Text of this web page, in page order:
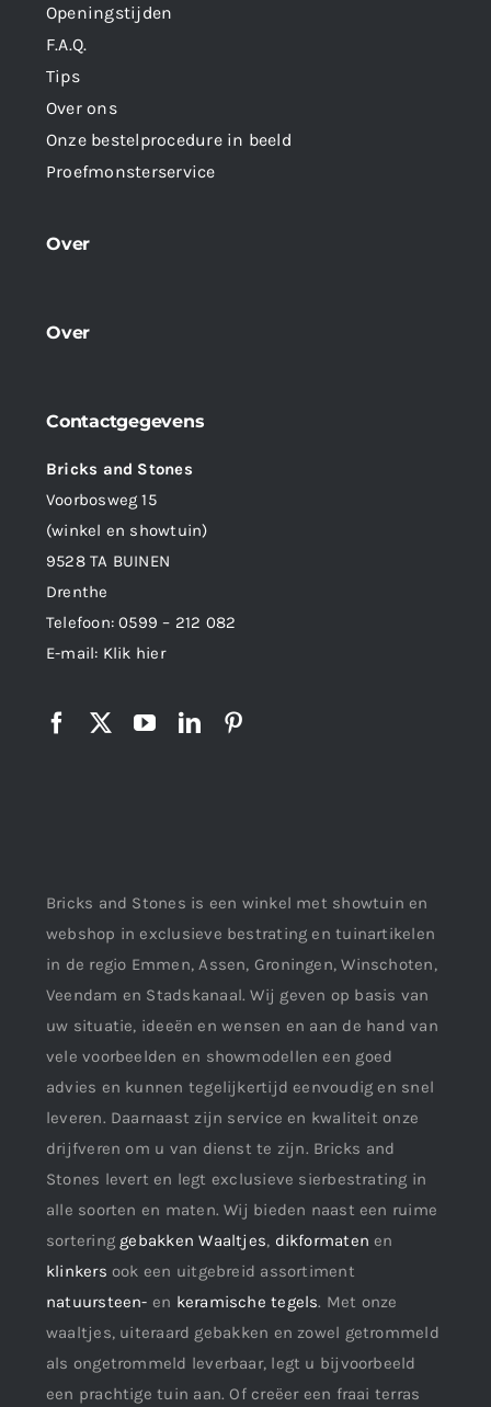
Openingstijden
F.A.Q.
Tips
Over ons
Onze bestelprocedure in beeld
Proefmonsterservice
Over
Over
Contactgegevens
Bricks and Stones
Voorbosweg 15
(winkel en showtuin)
9528 TA BUINEN
Drenthe
Telefoon:0599 – 212 082
E-mail: Klik hier
Bricks and Stones is een winkel met showtuin en
webshop in exclusieve bestrating en tuinartikelen
in de regio Emmen, Assen, Groningen, Winschoten,
Veendam en Stadskanaal. Wij geven op basis van
uw situatie, ideeën en wensen en aan de hand van
vele voorbeelden en showmodellen een goed
advies en kunnen tegelijkertijd eenvoudig en snel
leveren. Daarnaast zijn service en kwaliteit onze
drijfveren om u van dienst te zijn. Bricks and
Stones levert en legt exclusieve sierbestrating in
alle soorten en maten. Wij bieden naast een ruime
sortering gebakken Waaltjes, dikformaten en
klinkers ook een uitgebreid assortiment
natuursteen- en keramische tegels. Met onze
waaltjes, uiteraard gebakken en zowel getrommeld
als ongetrommeld leverbaar, legt u bijvoorbeeld
een prachtige tuin aan. Of creëer een fraai terras